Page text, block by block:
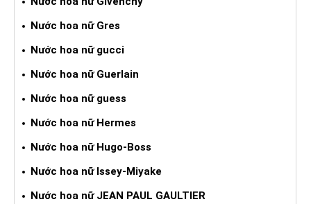
Nước hoa nữ Gres
Nước hoa nữ gucci
Nước hoa nữ Guerlain
Nước hoa nữ guess
Nước hoa nữ Hermes
Nước hoa nữ Hugo-Boss
Nước hoa nữ Issey-Miyake
Nước hoa nữ JEAN PAUL GAULTIER